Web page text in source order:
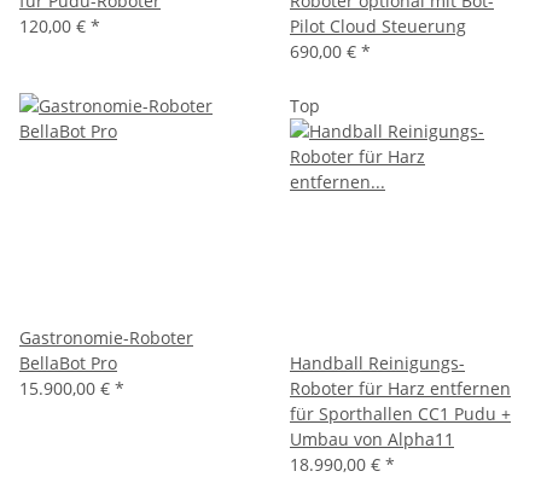
120,00 € *
Pilot Cloud Steuerung
690,00 € *
Gastronomie-Roboter
BellaBot Pro
15.900,00 € *
Top
Handball Reinigungs-
Roboter für Harz entfernen
für Sporthallen CC1 Pudu +
Umbau von Alpha11
18.990,00 € *